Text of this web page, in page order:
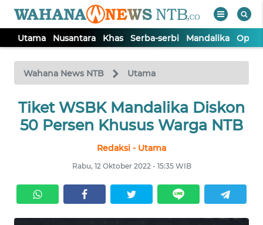
Utama Nusantara Khas Serba-serbi Mandalika Opini
Wahana News NTB Utama
Tiket WSBK Mandalika Diskon
50 Persen Khusus Warga NTB
Redaksi - Utama
Rabu, 12 Oktober 2022 - 15:35 WIB
TV
Tutup
UTAMA
SERBA-
SERBI